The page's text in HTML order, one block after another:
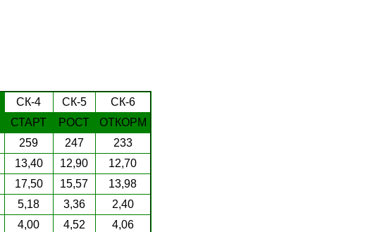
СК-4 СК-5
СК-6
СТАРТ
РОСТ
ОТКОРМ
259 247
233
13,40 12,90
12,70
17,50 15,57
13,98
5,18 3,36
2,40
4,00 4,52
4,06